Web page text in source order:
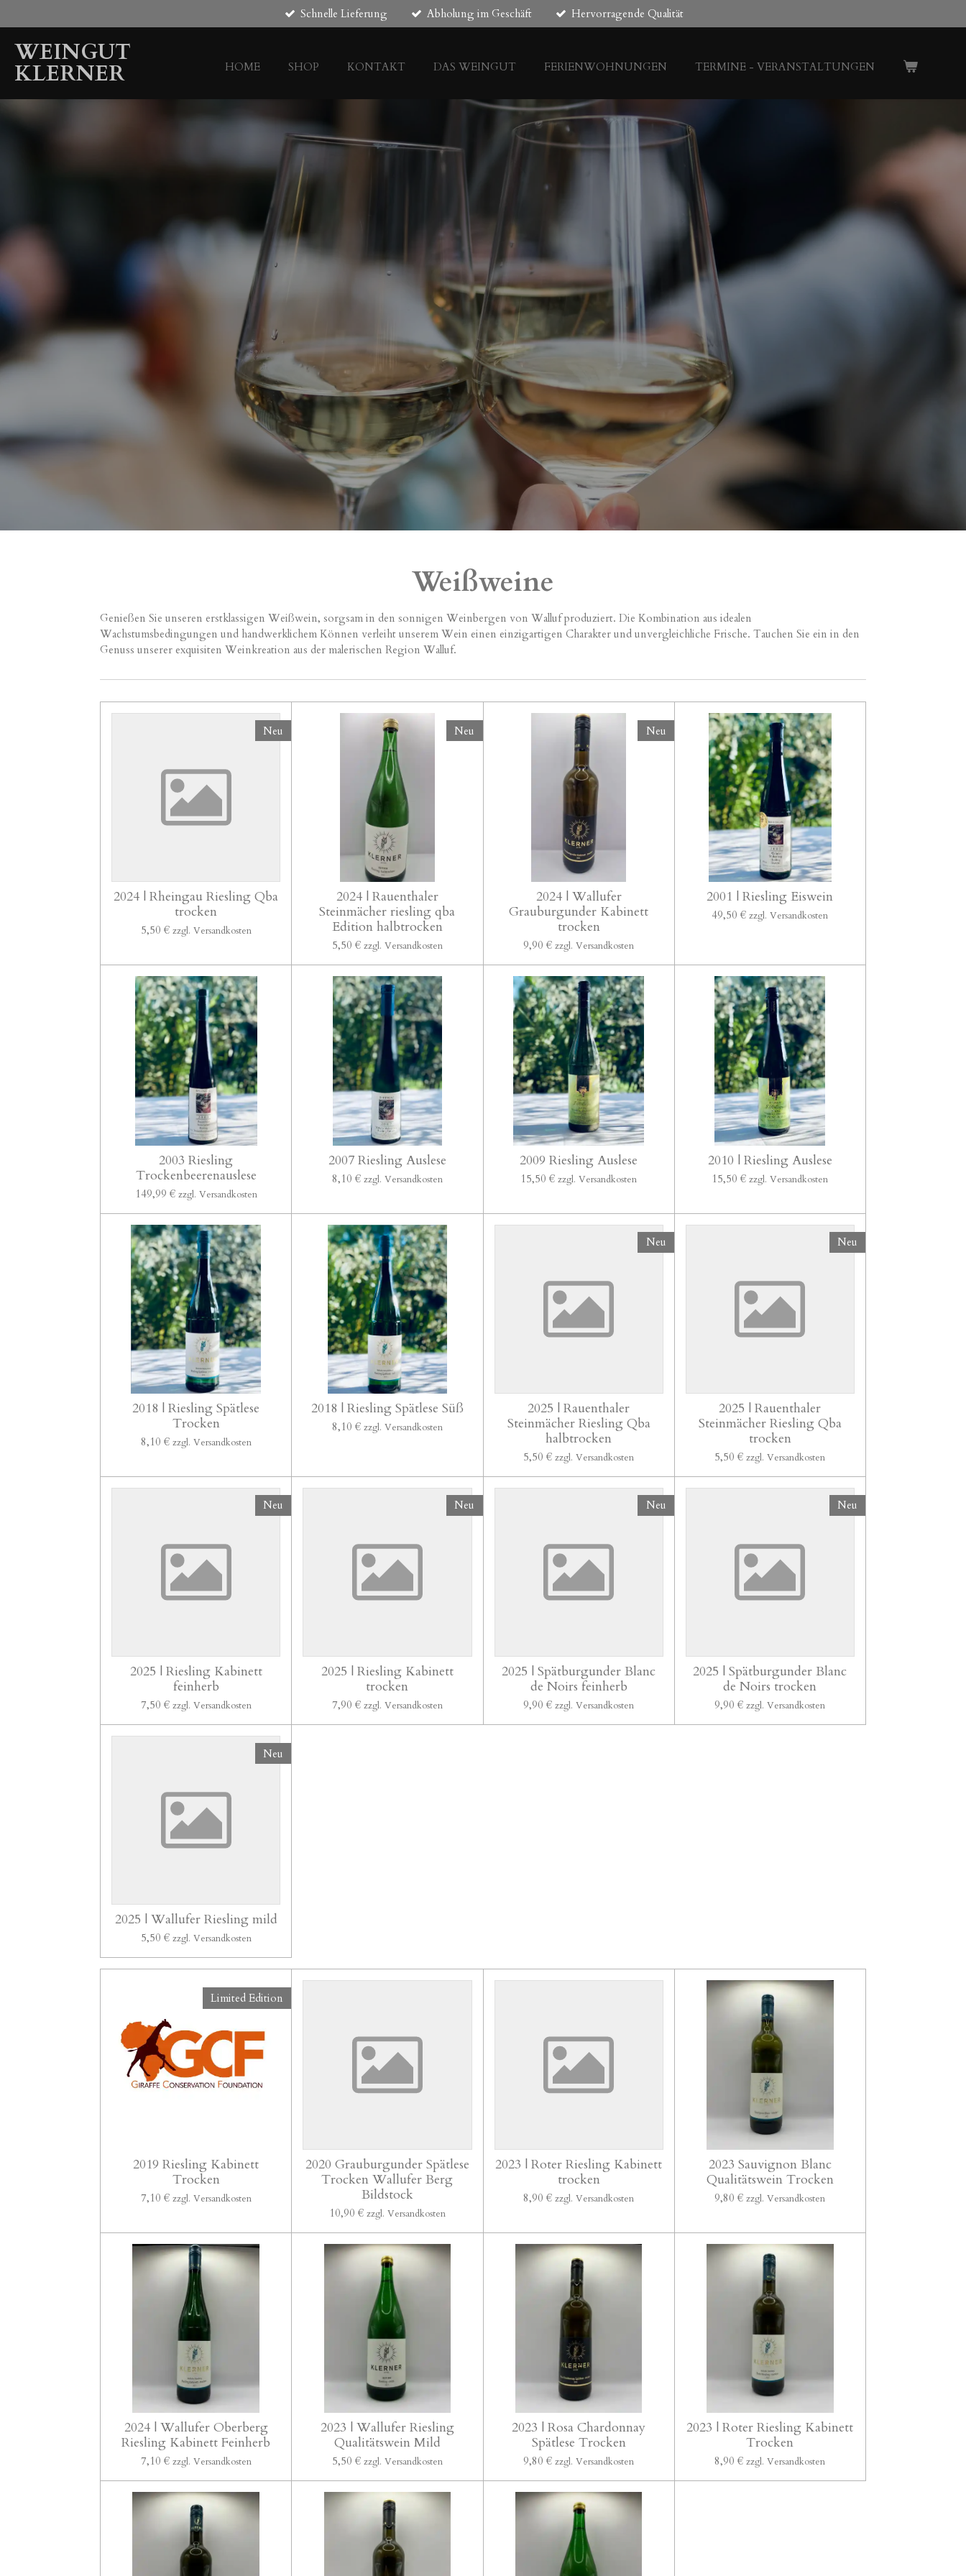
Hauptinhalt
springen
Schnelle Lieferung Abholung im Geschäft Hervorragende Qualität
WEINGUT
KLERNER HOME SHOP KONTAKT DAS WEINGUT FERIENWOHNUNGEN TERMINE - VERANSTALTUNGEN
Weißweine
Genießen Sie unseren erstklassigen Weißwein, sorgsam in den sonnigen Weinbergen von Walluf produziert. Die Kombination aus idealen
Wachstumsbedingungen und handwerklichem Können verleiht unserem Wein einen einzigartigen Charakter und unvergleichliche Frische. Tauchen Sie ein in den
Genuss unserer exquisiten Weinkreation aus der malerischen Region Walluf.
Neu
2024 | Rheingau Riesling Qba
trocken
5,50 € zzgl. Versandkosten
Neu
2024 | Rauenthaler
Steinmächer riesling qba
Edition halbtrocken
5,50 € zzgl. Versandkosten
Neu
2024 | Wallufer
Grauburgunder Kabinett
trocken
9,90 € zzgl. Versandkosten
2001 | Riesling Eiswein
49,50 € zzgl. Versandkosten
2003 Riesling
Trockenbeerenauslese
149,99 € zzgl. Versandkosten
2007 Riesling Auslese
8,10 € zzgl. Versandkosten
2009 Riesling Auslese
15,50 € zzgl. Versandkosten
2010 | Riesling Auslese
15,50 € zzgl. Versandkosten
2018 | Riesling Spätlese
Trocken
8,10 € zzgl. Versandkosten
2018 | Riesling Spätlese Süß
8,10 € zzgl. Versandkosten
Neu
2025 | Rauenthaler
Steinmächer Riesling Qba
halbtrocken
5,50 € zzgl. Versandkosten
Neu
2025 | Rauenthaler
Steinmächer Riesling Qba
trocken
5,50 € zzgl. Versandkosten
Neu
2025 | Riesling Kabinett
feinherb
7,50 € zzgl. Versandkosten
Neu
2025 | Riesling Kabinett
trocken
7,90 € zzgl. Versandkosten
Neu
2025 | Spätburgunder Blanc
de Noirs feinherb
9,90 € zzgl. Versandkosten
Neu
2025 | Spätburgunder Blanc
de Noirs trocken
9,90 € zzgl. Versandkosten
Neu
2025 | Wallufer Riesling mild
5,50 € zzgl. Versandkosten
Limited Edition
2019 Riesling Kabinett
Trocken
7,10 € zzgl. Versandkosten
2020 Grauburgunder Spätlese
Trocken Wallufer Berg
Bildstock
10,90 € zzgl. Versandkosten
2023 | Roter Riesling Kabinett
trocken
8,90 € zzgl. Versandkosten
2023 Sauvignon Blanc
Qualitätswein Trocken
9,80 € zzgl. Versandkosten
2024 | Wallufer Oberberg
Riesling Kabinett Feinherb
7,10 € zzgl. Versandkosten
2023 | Wallufer Riesling
Qualitätswein Mild
5,50 € zzgl. Versandkosten
2023 | Rosa Chardonnay
Spätlese Trocken
9,80 € zzgl. Versandkosten
2023 | Roter Riesling Kabinett
Trocken
8,90 € zzgl. Versandkosten